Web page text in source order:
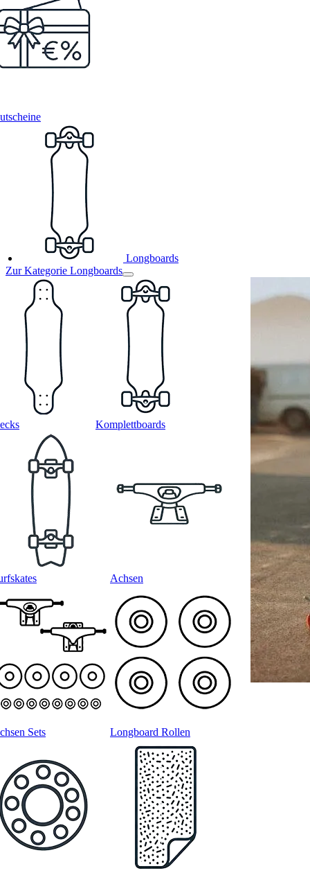
Longboards
Zur Kategorie Longboards
Komplettboards
Achsen
Sets Longboard Rollen